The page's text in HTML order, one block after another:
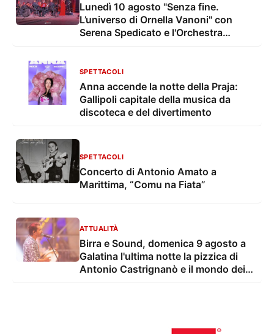
Lunedì 10 agosto "Senza fine.
L’universo di Ornella Vanoni" con
Serena Spedicato e l'Orchestra
SPETTACOLI
Anna accende la notte della Praja:
Gallipoli capitale della musica da
discoteca e del divertimento
SPETTACOLI
Concerto di Antonio Amato a
Marittima, “Comu na Fiata”
ATTUALITÀ
Birra e Sound, domenica 9 agosto a
Galatina l'ultima notte la pizzica di
Antonio Castrignanò e il mondo dei